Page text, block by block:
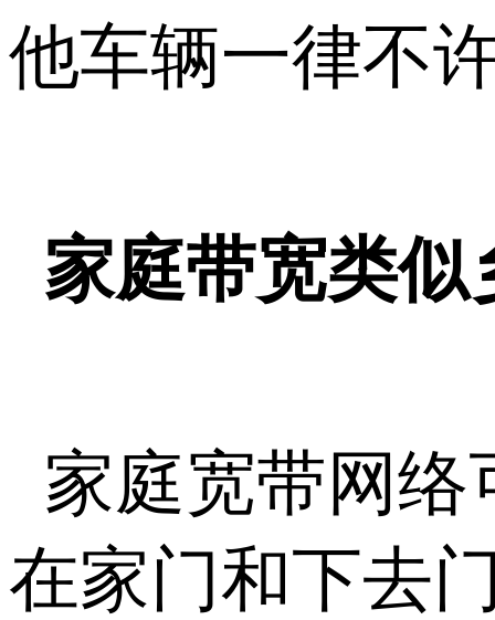
他车辆一律不
家庭带宽类似
家庭宽带网
在家门和下去